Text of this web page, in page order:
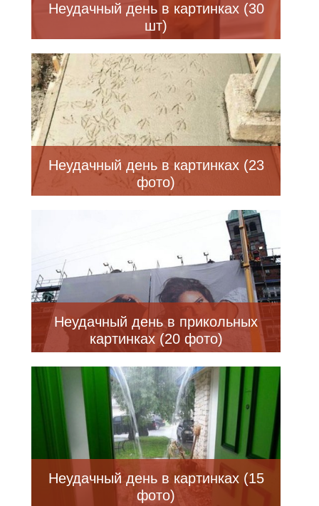
Неудачный день в картинках (30
шт)
Неудачный день в картинках (23
фото)
Неудачный день в прикольных
картинках (20 фото)
Неудачный день в картинках (15
фото)